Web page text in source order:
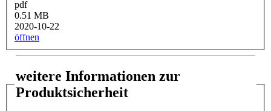
pdf
0.51 MB
2020-10-22
öffnen
weitere Informationen zur
Produktsicherheit